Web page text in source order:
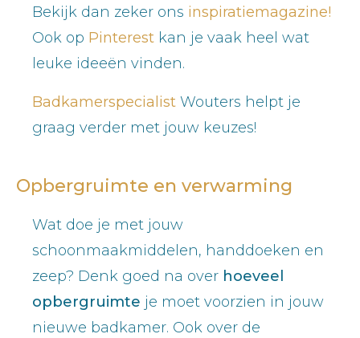
Bekijk dan zeker ons inspiratiemagazine!
Ook op Pinterest kan je vaak heel wat
leuke ideeën vinden.
Badkamerspecialist Wouters helpt je
graag verder met jouw keuzes!
Opbergruimte en verwarming
Wat doe je met jouw
schoonmaakmiddelen, handdoeken en
zeep? Denk goed na over hoeveel
opbergruimte je moet voorzien in jouw
nieuwe badkamer. Ook over de